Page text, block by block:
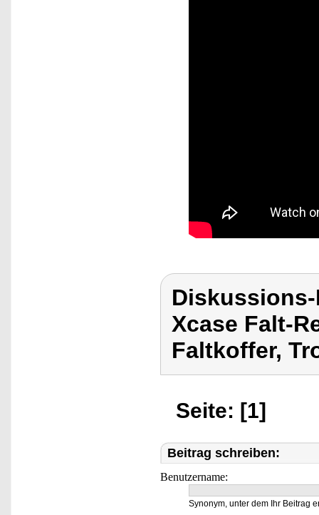
Xcase Falt-
Faltkoffer,
Seite: [1]
Beitrag schreiben:
Benutzername:
Synonym, unter dem Ihr Beitrag